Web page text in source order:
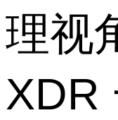
理视
XDR